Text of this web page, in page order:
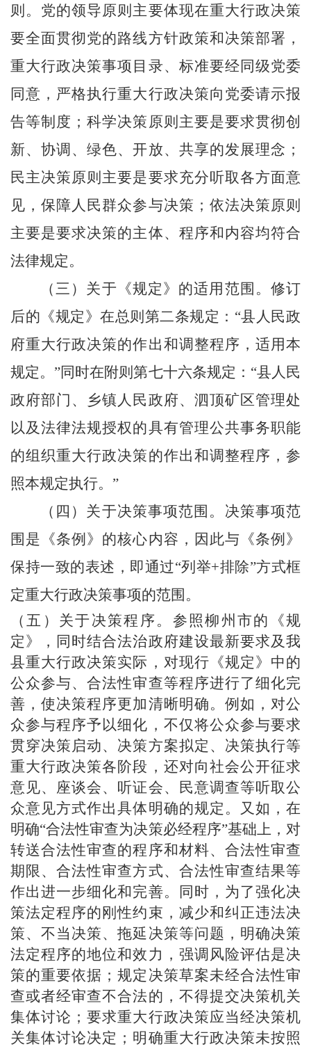
则。党的领导原则主要体现在重大行政决策
要全面贯彻党的路线方针政策和决策部署，
重大行政决策事项目录、标准要经同级党委
同意，严格执行重大行政决策向党委请示报
告等制度；科学决策原则主要是要求贯彻创
新、协调、绿色、开放、共享的发展理念；
民主决策原则主要是要求充分听取各方面意
见，保障人民群众参与决策；依法决策原则
主要是要求决策的主体、程序和内容均符合
法律规定。
（三）关于《规定》的适用范围。 修订
后的《规定》在总则第二条规定：“县人民政
府重大行政决策的作出和调整程序，适用本
规定。”同时在附则第七十六条规定：“县人民
政府部门、乡镇人民政府、 泗顶矿区管理处
以及法律法规授权的具有管理公共事务职能
的组织重大行政决策的作出和调整程序，参
照本规定执行。 ”
（四）关于决策事项范围。 决策事项范
围是《条例》的核心内容，因此与《条例》
保持一致的表述，即通过“列举+排除”方式框
定重大行政决策事项的范围。
（五）关于决策程序。 参照柳州市的 《规
定》
，同时结合法治政府建设最新要求及我
县重大行政决策实际，对现行《规定》中的
公众参与、合法性审查等程序进行了细化完
善，使决策程序更加清晰明确。例如，对公
众参与程序予以细化，不仅将公众参与要求
贯穿决策启动、决策方案拟定、决策执行等
重大行政决策各阶段，还对向社会公开征求
意见、座谈会、听证会、民意调查等听取公
众意见方式作出具体明确的规定。又如，在
明确“合法性审查为决策必经程序”基础上，对
转送合法性审查的程序和材料、合法性审查
期限、合法性审查方式、合法性审查结果等
作出进一步细化和完善。同时，为了强化决
策法定程序的刚性约束，减少和纠正违法决
策、不当决策、拖延决策等问题，明确决策
法定程序的地位和效力，强调风险评估是决
策的重要依据；规定决策草案未经合法性审
查或者经审查不合法的，不得提交决策机关
集体讨论；要求重大行政决策应当经决策机
关集体讨论决定；明确重大行政决策未按照